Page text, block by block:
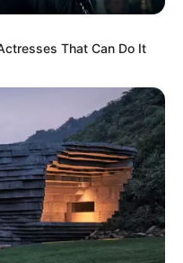
That Can Do It